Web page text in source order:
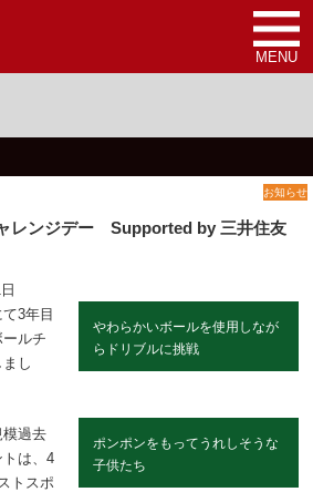
MENU
お知らせ
ャレンジデー Supported by 三井住友
やわらかいボールを使用しなが
らドリブルに挑戦
ポンポンをもってうれしそうな
子供たち
3年目
ルチ
し
模過去
は、4
トスポ